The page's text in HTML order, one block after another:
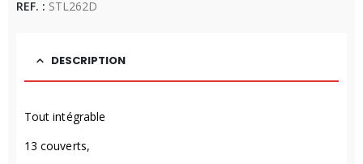
REF. : STL262D
DESCRIPTION
Tout intégrable
13 couverts,